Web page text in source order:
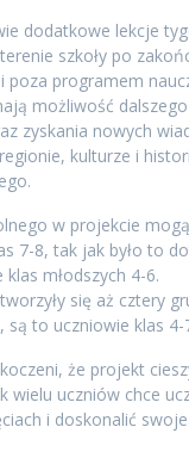
dodatkowe lekcje
szkoły po
poza programem
możliwość
zyskania nowych
kulturze i
w projekcie
7-8, tak jak było to
młodszych 4-6.
się aż cztery
są to uczniowie klas 4-
że projekt
wielu uczniów chce
i doskonalić